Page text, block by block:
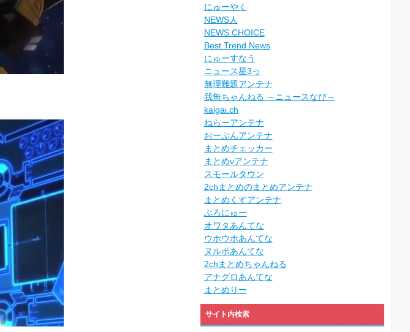
にゅーやく
NEWS人
NEWS CHOICE
Best Trend News
にゅーすなう
ニュース星3っ
無理難題アンテナ
我無ちゃんねる ～ニュースなび～
kaigai.ch
ねらーアンテナ
おーぷんアンテナ
まとめチェッカー
まとめνアンテナ
スモールタウン
2chまとめのまとめアンテナ
まとめくすアンテナ
ぶろにゅー
オワタあんてな
ウホウホあんてな
ヌルポあんてな
2chまとめちゃんねる
アナグロあんてな
まとめりー
サイト内検索